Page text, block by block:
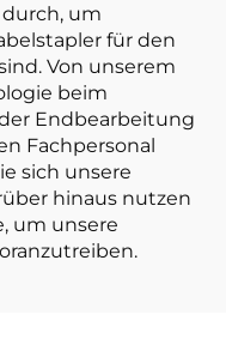
um
für den
Von unserem
beim
Endbearbeitung
Fachpersonal
sich unsere
hinaus nutzen
um unsere